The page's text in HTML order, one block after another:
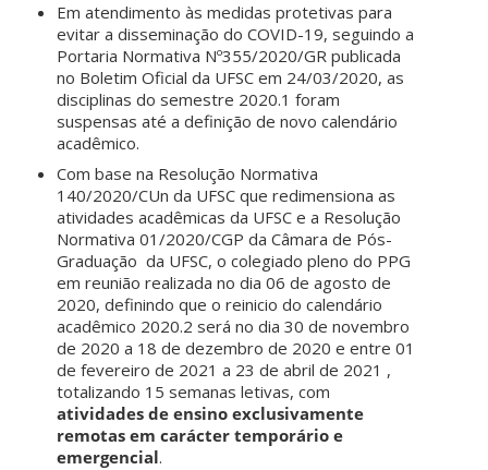
Em atendimento às medidas protetivas para
evitar a disseminação do COVID-19, seguindo a
Portaria Normativa Nº355/2020/GR publicada
no Boletim Oficial da UFSC em 24/03/2020, as
disciplinas do semestre 2020.1 foram
suspensas até a definição de novo calendário
acadêmico.
Com base na Resolução Normativa
140/2020/CUn da UFSC que redimensiona as
atividades acadêmicas da UFSC e a Resolução
Normativa 01/2020/CGP da Câmara de Pós-
Graduação da UFSC, o colegiado pleno do PPG
em reunião realizada no dia 06 de agosto de
2020, definindo que o reinicio do calendário
acadêmico 2020.2 será no dia 30 de novembro
de 2020 a 18 de dezembro de 2020 e entre 01
de fevereiro de 2021 a 23 de abril de 2021 ,
totalizando 15 semanas letivas, com
atividades de ensino exclusivamente
remotas em carácter temporário e
emergencial.